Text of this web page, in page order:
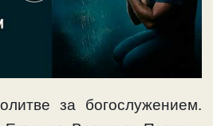
за богослужением.